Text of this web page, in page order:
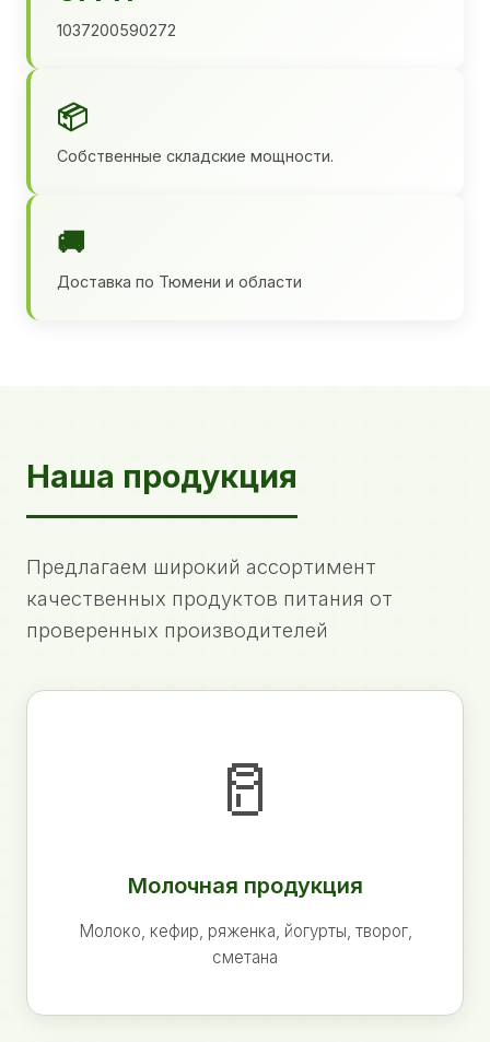
1037200590272
📦
Собственные складские мощности.
🚚
Доставка по Тюмени и области
Наша продукция
Предлагаем широкий ассортимент
качественных продуктов питания от
проверенных производителей
🥛
Молочная продукция
Молоко, кефир, ряженка, йогурты, творог,
сметана